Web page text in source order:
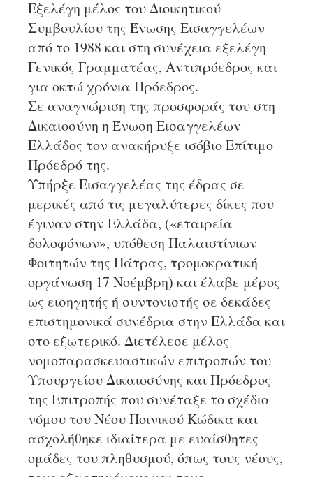
Εξελέγη μέλος του Διοικητικού
Συμβουλίου της Ένωσης Εισαγγελέων
από το 1988 και στη συνέχεια εξελέγη
Γενικός Γραμματέας, Αντιπρόεδρος και
για οκτώ χρόνια Πρόεδρος.
Σε αναγνώριση της προσφοράς του στη
Δικαιοσύνη η Ένωση Εισαγγελέων
Ελλάδος τον ανακήρυξε ισόβιο Επίτιμο
Πρόεδρό της.
Υπήρξε Εισαγγελέας της έδρας σε
μερικές από τις μεγαλύτερες δίκες που
έγιναν στην Ελλάδα, («εταιρεία
δολοφόνων», υπόθεση Παλαιστίνιων
Φοιτητών της Πάτρας, τρομοκρατική
οργάνωση 17 Νοέμβρη) και έλαβε μέρος
ως εισηγητής ή συντονιστής σε δεκάδες
επιστημονικά συνέδρια στην Ελλάδα και
στο εξωτερικό. Διετέλεσε μέλος
νομοπαρασκευαστικών επιτροπών του
Υπουργείου Δικαιοσύνης και Πρόεδρος
της Επιτροπής που συνέταξε το σχέδιο
νόμου του Νέου Ποινικού Κώδικα και
ασχολήθηκε ιδιαίτερα με ευαίσθητες
ομάδες του πληθυσμού, όπως τους νέους,